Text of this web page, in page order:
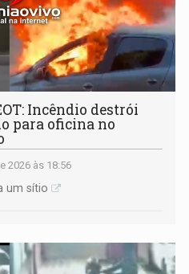
Incêndio destrói
para oficina no
2026 às 18:56
um sítio